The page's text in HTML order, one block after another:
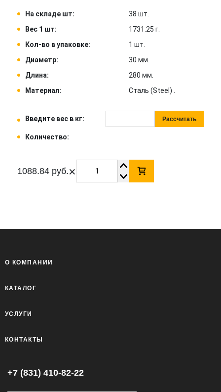
На складе шт:
38 шт.
Вес 1 шт:
1731.25 г.
Кол-во в упаковке:
1 шт.
Диаметр:
30 мм.
Длина:
280 мм.
Материал:
Сталь (Steel) .
Введите вес в кг: Рассчитать
Количество:
1088.84 руб.×
О КОМПАНИИ
КАТАЛОГ
УСЛУГИ
КОНТАКТЫ
+7 (831) 410-82-22